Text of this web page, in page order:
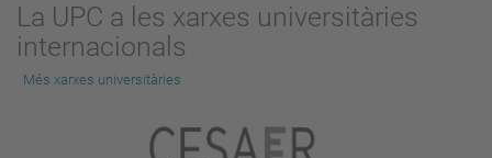
La UPC a les xarxes universitàries
internacionals
Més xarxes universitàries